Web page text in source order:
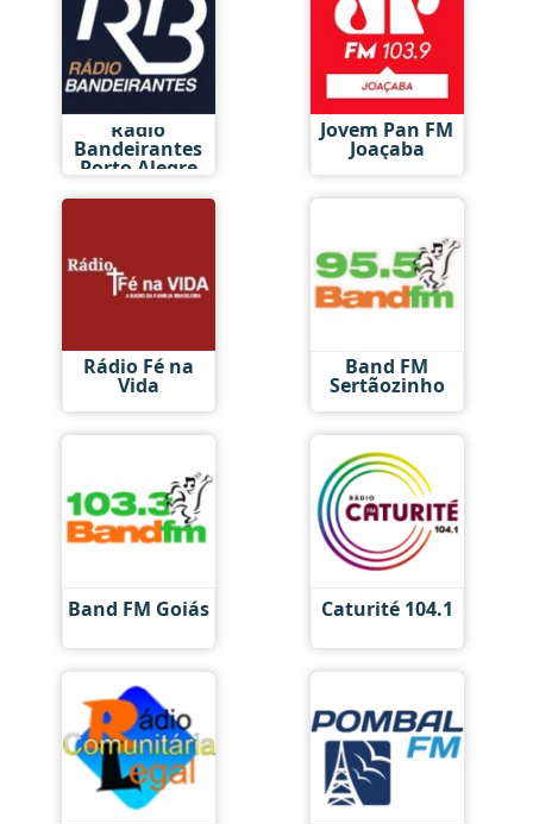
Rádio
Bandeirantes
Porto Alegre
Jovem Pan FM
Joaçaba
Rádio Fé na
Vida
Band FM
Sertãozinho
Band FM Goiás Caturité 104.1